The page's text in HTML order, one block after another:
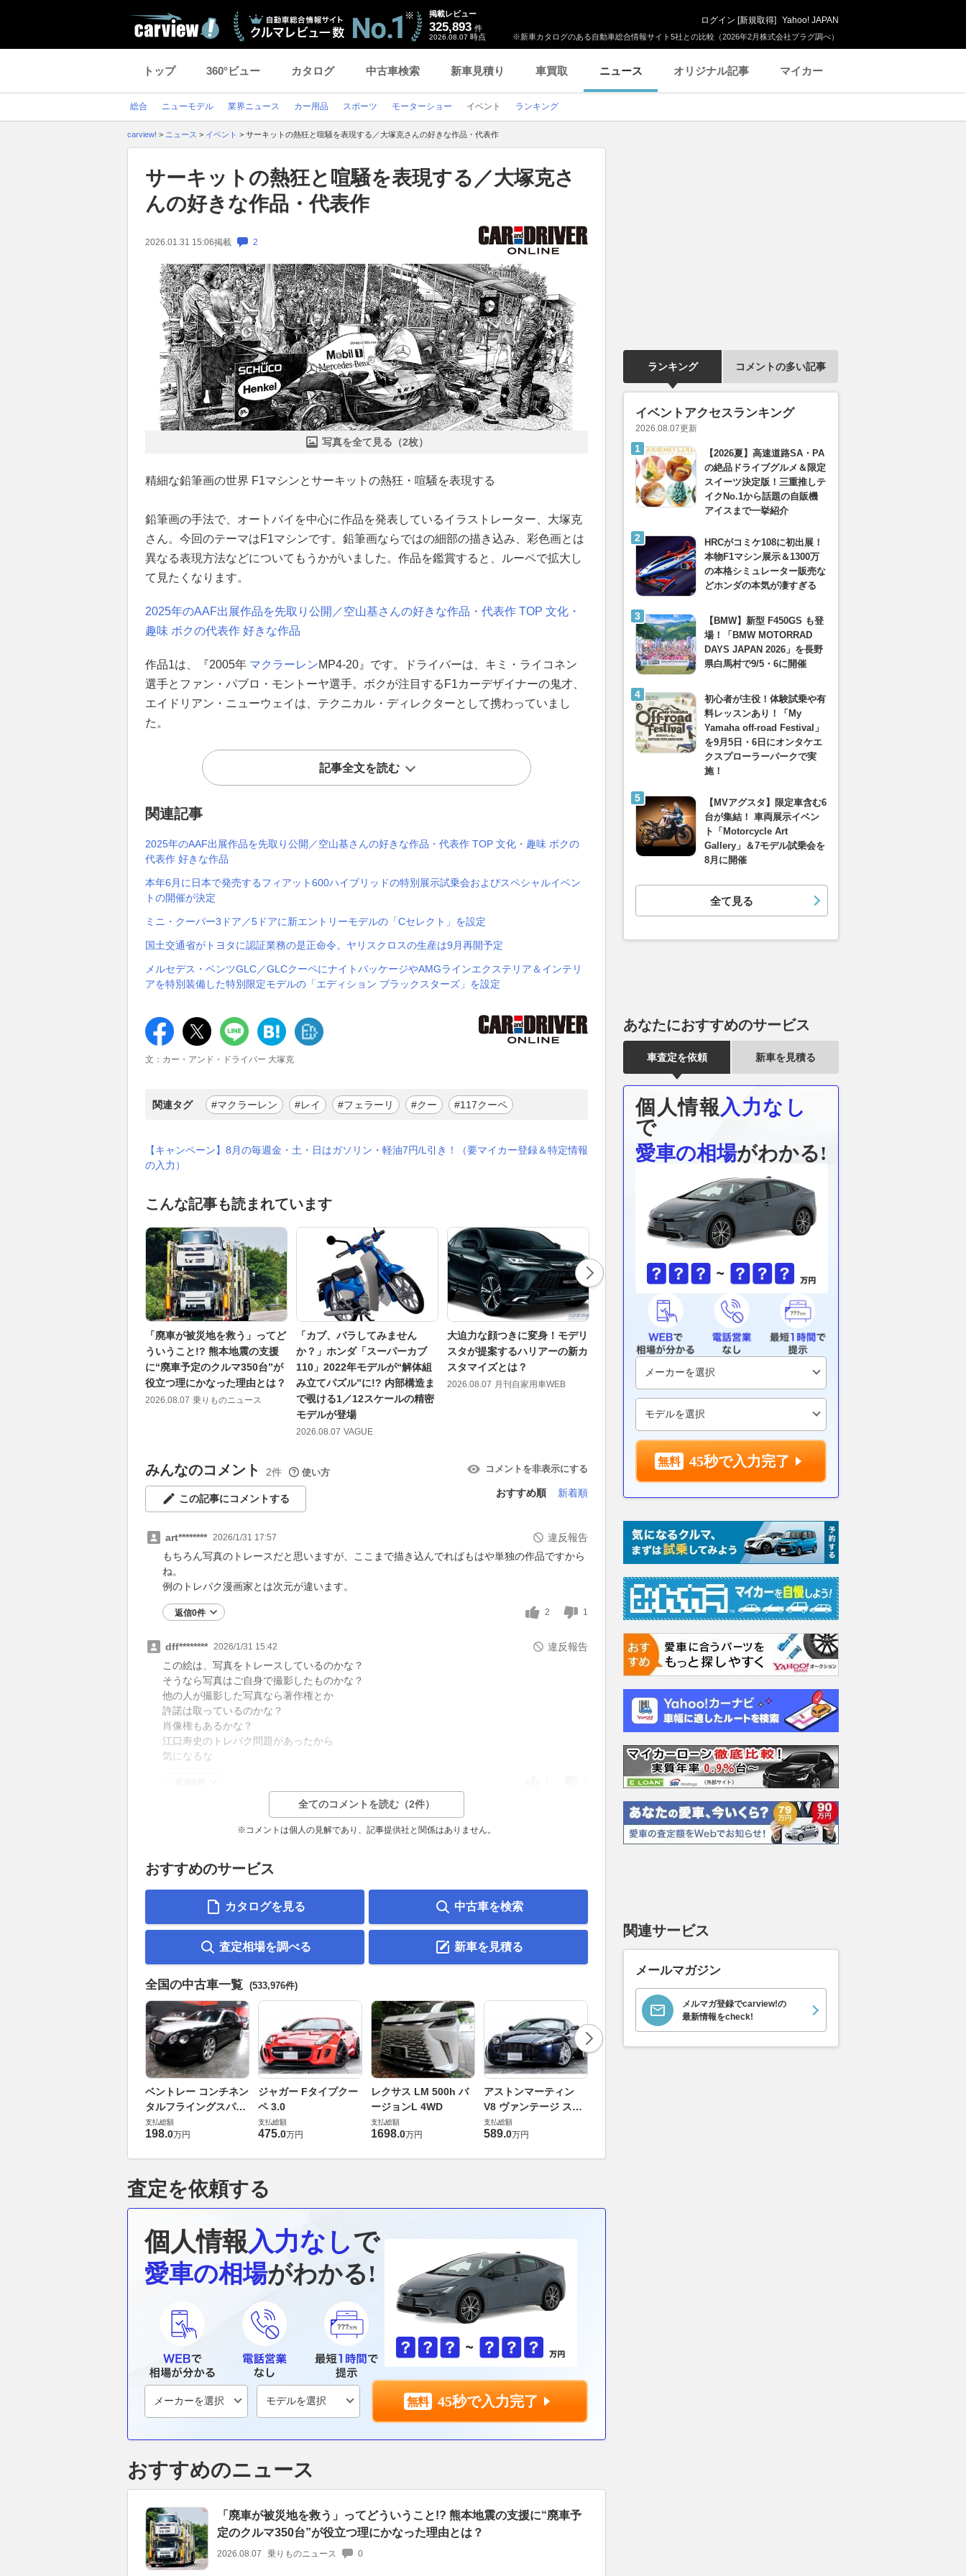
※新車カタログのある自動車総合情報サイト5社との比較（2026年2月株式会社プラグ調べ）
掲載レビュー
325,893 件
2026.08.07 時点
ログイン [新規取得] Yahoo! JAPAN
トップ 360°ビュー カタログ 中古車検索 新車見積り 車買取 ニュース オリジナル記事 マイカー
総合 ニューモデル 業界ニュース カー用品 スポーツ モーターショー イベント ランキング
carview! > ニュース > イベント > サーキットの熱狂と喧騒を表現する／大塚克さんの好きな作品・代表作
サーキットの熱狂と喧騒を表現する／大塚克さ
んの好きな作品・代表作
2026.01.31 15:06掲載 2
写真を全て見る（2枚）
精細な鉛筆画の世界 F1マシンとサーキットの熱狂・喧騒を表現する
鉛筆画の手法で、オートバイを中心に作品を発表しているイラストレーター、大塚克
さん。今回のテーマはF1マシンです。鉛筆画ならではの細部の描き込み、彩色画とは
異なる表現方法などについてもうかがいました。作品を鑑賞すると、ルーペで拡大し
て見たくなります。
2025年のAAF出展作品を先取り公開／空山基さんの好きな作品・代表作 TOP 文化・
趣味 ボクの代表作 好きな作品
作品1は、『2005年 マクラーレンMP4-20』です。ドライバーは、キミ・ライコネン
選手とファン・パブロ・モントーヤ選手。ボクが注目するF1カーデザイナーの鬼才、
エイドリアン・ニューウェイは、テクニカル・ディレクターとして携わっていまし
た。
記事全文を読む
関連記事
2025年のAAF出展作品を先取り公開／空山基さんの好きな作品・代表作 TOP 文化・趣味 ボクの
代表作 好きな作品
本年6月に日本で発売するフィアット600ハイブリッドの特別展示試乗会およびスペシャルイベン
トの開催が決定
ミニ・クーパー3ドア／5ドアに新エントリーモデルの「Cセレクト」を設定
国土交通省がトヨタに認証業務の是正命令。ヤリスクロスの生産は9月再開予定
メルセデス・ベンツGLC／GLCクーペにナイトパッケージやAMGラインエクステリア＆インテリ
アを特別装備した特別限定モデルの「エディション ブラックスターズ」を設定
文：カー・アンド・ドライバー 大塚克
関連タグ #マクラーレン #レイ #フェラーリ #クー #117クーペ
【キャンペーン】8月の毎週金・土・日はガソリン・軽油7円/L引き！（要マイカー登録＆特定情報
の入力）
こんな記事も読まれています
「廃車が被災地を救う」ってど
ういうこと!? 熊本地震の支援
に“廃車予定のクルマ350台”が
役立つ理にかなった理由とは？
2026.08.07 乗りものニュース
「カブ、バラしてみません
か？」ホンダ「スーパーカブ
110」2022年モデルが“解体組
み立てパズル”に!? 内部構造ま
で覗ける1／12スケールの精密
モデルが登場
2026.08.07 VAGUE
大迫力な顔つきに変身！モデリ
スタが提案するハリアーの新カ
スタマイズとは？
2026.08.07 月刊自家用車WEB
「Eco Car Cup 2026」、富士
スピードウェイで8月22日開
催…電気自動車クラス新設
アルファ・ロメオ・ジュニアに
エレガント＆スポーティな限定
2026.08.07 AUTOCAR JAPAN
みんなのコメント 2件 使い方 コメントを非表示にする
この記事にコメントする
おすすめ順 新着順
art******** 2026/1/31 17:57
違反報告
もちろん写真のトレースだと思いますが、ここまで描き込んでればもはや単独の作品ですから
ね。
例のトレパク漫画家とは次元が違います。
返信0件 2 1
dff******** 2026/1/31 15:42
違反報告
この絵は、写真をトレースしているのかな？
そうなら写真はご自身で撮影したものかな？
他の人が撮影した写真なら著作権とか
許諾は取っているのかな？
肖像権もあるかな？
江口寿史のトレパク問題があったから
気になるな
全てのコメントを読む（2件）
※コメントは個人の見解であり、記事提供社と関係はありません。
おすすめのサービス
カタログを見る 中古車を検索
査定相場を調べる 新車を見積る
全国の中古車一覧 (533,976件)
ベントレー コンチネン
タルフライングスパー
6.0 4WD
支払総額
198.0万円
ジャガー Fタイプクー
ペ 3.0
支払総額
475.0万円
レクサス LM 500h バ
ージョンL 4WD
支払総額
1698.0万円
アストンマーティン
V8 ヴァンテージ スポ
ーツシフト
支払総額
589.0万円
査定を依頼する
個人情報入力なしで
愛車の相場がわかる!
45秒で入力完了
おすすめのニュース
「廃車が被災地を救う」ってどういうこと!? 熊本地震の支援に“廃車予
定のクルマ350台”が役立つ理にかなった理由とは？
2026.08.07 乗りものニュース 0
ランキング コメントの多い記事
イベントアクセスランキング
2026.08.07更新
【2026夏】高速道路SA・PA
の絶品ドライブグルメ＆限定
スイーツ決定版！三重推しテ
イクNo.1から話題の自販機
アイスまで一挙紹介
HRCがコミケ108に初出展！
本物F1マシン展示＆1300万
の本格シミュレーター販売な
どホンダの本気が凄すぎる
【BMW】新型 F450GS も登
場！「BMW MOTORRAD
DAYS JAPAN 2026」を長野
県白馬村で9/5・6に開催
初心者が主役！体験試乗や有
料レッスンあり！「My
Yamaha off-road Festival」
を9月5日・6日にオンタケエ
クスプローラーパークで実
施！
【MVアグスタ】限定車含む6
台が集結！ 車両展示イベン
ト「Motorcycle Art
Gallery」＆7モデル試乗会を
8月に開催
全て見る
あなたにおすすめのサービス
車査定を依頼 新車を見積る
個人情報 入力なし
で
愛車の相場がわかる!
45秒で入力完了
関連サービス
メールマガジン
メルマガ登録でcarview!の
最新情報をcheck!